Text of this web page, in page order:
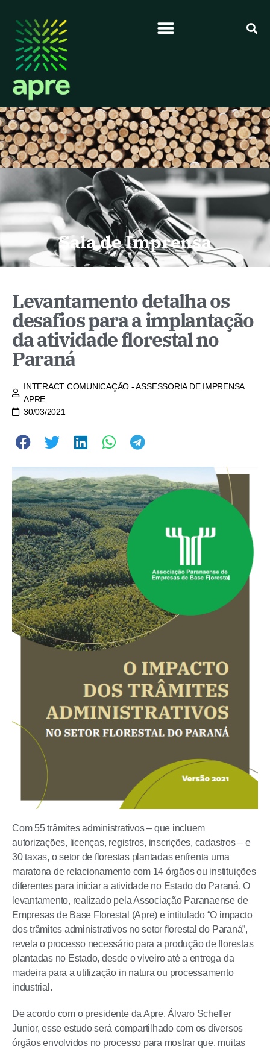
Sala de Imprensa
Levantamento detalha os
desafios para a implantação
da atividade florestal no
Paraná
INTERACT COMUNICAÇÃO - ASSESSORIA DE IMPRENSA
APRE
30/03/2021
Com 55 trâmites administrativos – que incluem
autorizações, licenças, registros, inscrições, cadastros – e
30 taxas, o setor de florestas plantadas enfrenta uma
maratona de relacionamento com 14 órgãos ou instituições
diferentes para iniciar a atividade no Estado do Paraná. O
levantamento, realizado pela Associação Paranaense de
Empresas de Base Florestal (Apre) e intitulado “O impacto
dos trâmites administrativos no setor florestal do Paraná”,
revela o processo necessário para a produção de florestas
plantadas no Estado, desde o viveiro até a entrega da
madeira para a utilização in natura ou processamento
industrial.
De acordo com o presidente da Apre, Álvaro Scheffer
Junior, esse estudo será compartilhado com os diversos
órgãos envolvidos no processo para mostrar que, muitas